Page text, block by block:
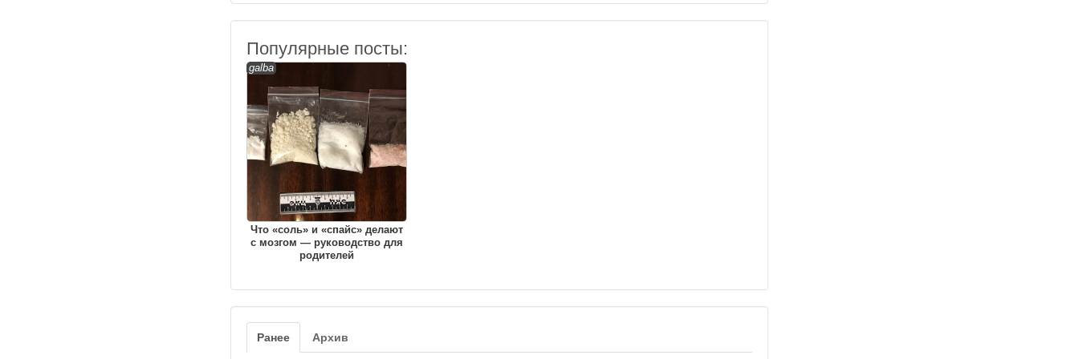
Популярные посты:
galba
Что «соль» и «спайс» делают
с мозгом — руководство для
родителей
Ранее Архив